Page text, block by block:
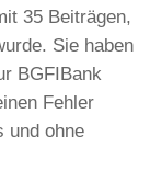
35 Beiträgen,
Sie haben
BGFIBank
Fehler
und ohne